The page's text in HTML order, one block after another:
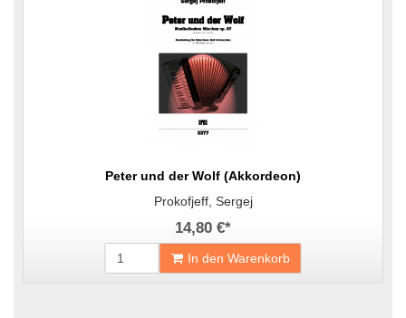
Peter und der Wolf (Akkordeon)
Prokofjeff, Sergej
14,80 €*
In den Warenkorb